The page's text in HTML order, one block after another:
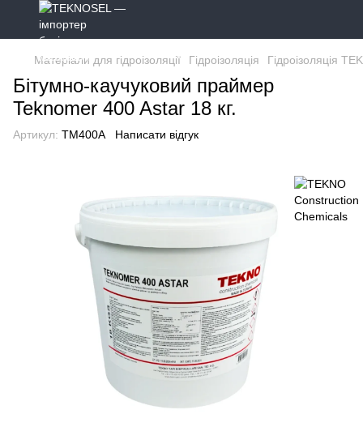
Матеріали для гідроізоляції Гідроізоляція Гідроізоляція
Бітумно-каучуковий праймер
Teknomer 400 Astar 18 кг.
Артикул: TM400A Написати відгук